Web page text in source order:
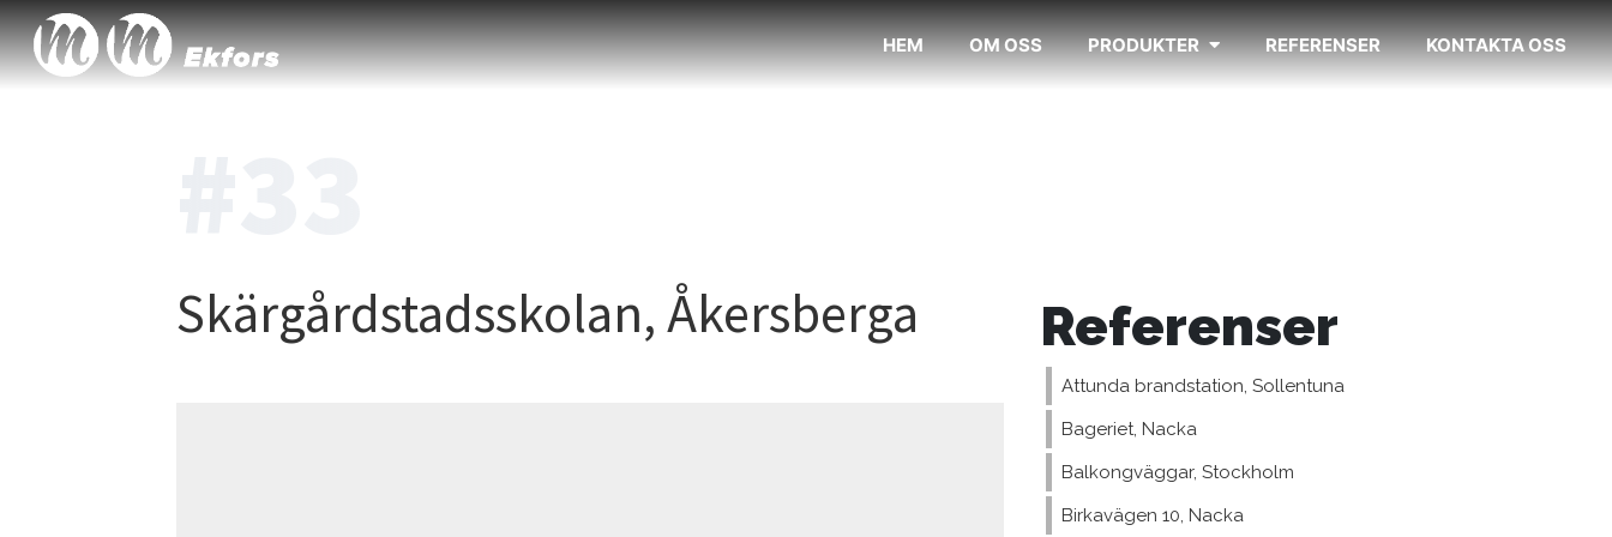
HEM OM OSS PRODUKTER REFERENSER KONTAKTA OSS
Skärgårdstadsskolan, Åkersberga
Attunda brandstation, Sollentuna
Bageriet, Nacka
Balkongväggar, Stockholm
Birkavägen 10, Nacka